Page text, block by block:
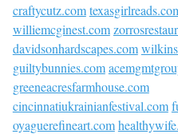
craftycutz.com
williemcginest.com
davidsonhardscapes.com
guiltybunnies.com
greeneacresfarmhouse.com
cincinnatiukrainianfestival.com
oyaguerefineart.com